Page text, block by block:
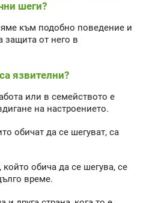
шеги?
към подобно поведение и
защита от него в
язвителни?
или в семейството е
на настроението.
обичат да се шегуват, са
обича да се шегува, се
време.